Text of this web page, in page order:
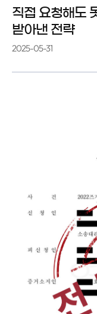
직접 요청해도
받아낸 전략
2025-05-31